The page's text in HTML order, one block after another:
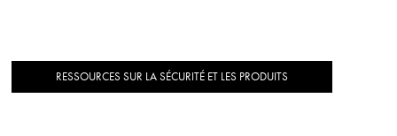
RESSOURCES SUR LA SÉCURITÉ ET LES PRODUITS